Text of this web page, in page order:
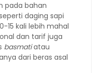
pada bahan
daging sapi
15 kali lebih mahal
dan tarif juga
basmatiatau
dari beras asal